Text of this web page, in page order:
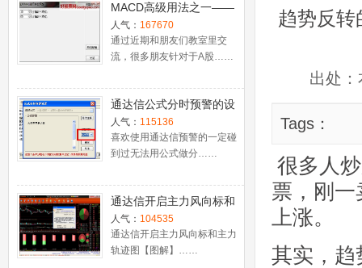
MACD高级用法之一——
稳健买入法+2点卖出法
人气： 167670
通过近期和朋友们教室里交
流，很多朋友针对于A股……
通达信公式分时预警的设
置
人气： 115136
喜欢使用通达信预警的一定碰
到过无法用公式做分……
通达信开启主力风向标和
主力轨迹图【图解】
人气： 104535
通达信开启主力风向标和主力
轨迹图【图解】……
趋势反转
出处
Tags：
很多人
票，刚
上涨。
其实，趋